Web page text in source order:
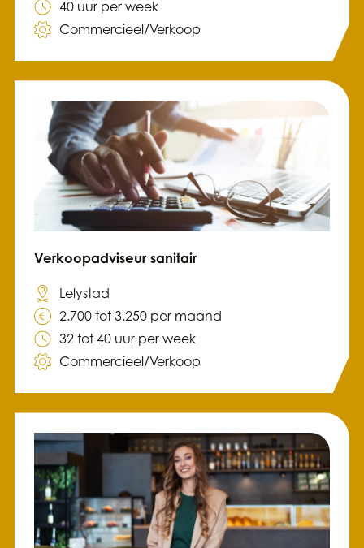
40 uur per week
Commercieel/Verkoop
Verkoopadviseur sanitair
Lelystad
2.700 tot 3.250 per maand
32 tot 40 uur per week
Commercieel/Verkoop